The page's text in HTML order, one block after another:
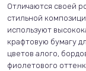
Отличаются своей
стильной
используют
крафтовую бумагу
цветов алого,
фиолетового